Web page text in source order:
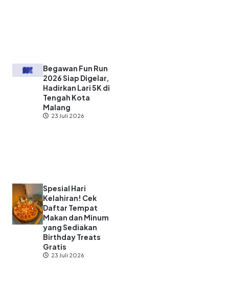
Begawan Fun Run
2026 Siap Digelar,
Hadirkan Lari 5K di
Tengah Kota
Malang
23 Juli 2026
Spesial Hari
Kelahiran! Cek
Daftar Tempat
Makan dan Minum
yang Sediakan
Birthday Treats
Gratis
23 Juli 2026